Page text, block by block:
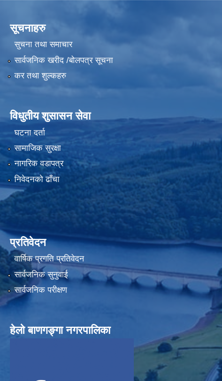
सूचनाहरु
सुचना तथा समाचार
सार्वजनिक खरीद /बोलपत्र सूचना
कर तथा शुल्कहरु
विधुतीय शुसासन सेवा
घटना दर्ता
सामाजिक सुरक्षा
नागरिक वडापत्र
निवेदनको ढाँचा
प्रतिवेदन
वार्षिक प्रगति प्रतिवेदन
सार्वजनिक सुनुवाई
सार्वजनिक परीक्षण
हेलाे बाणगङ्गा नगरपालिका